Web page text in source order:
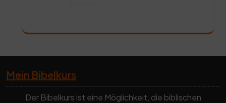
Mein Bibelkurs
Der Bibelkurs ist eine Möglichkeit, die biblischen